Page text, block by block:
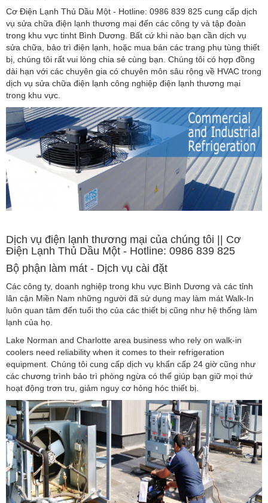
Cơ Điện Lạnh Thủ Dầu Một - Hotline: 0986 839 825 cung cấp dịch
vụ sửa chữa điện lạnh thương mại đến các công ty và tập đoàn
trong khu vực tinht Bình Dương. Bất cứ khi nào bạn cần dịch vụ
sửa chữa, bảo trì điện lạnh, hoặc mua bán các trang phụ tùng thiết
bị, chúng tôi rất vui lòng chia sẻ cùng bạn. Chúng tôi có hợp đồng
dài hạn với các chuyên gia có chuyên môn sâu rộng về HVAC trong
dịch vụ sửa chữa điện lạnh công nghiệp điện lạnh thương mại
trong khu vực.
Dịch vụ điện lạnh thương mại của chúng tôi || Cơ
Điện Lạnh Thủ Dầu Một - Hotline: 0986 839 825
Bộ phận làm mát - Dịch vụ cài đặt
Các công ty, doanh nghiệp trong khu vực Bình Dương và các tỉnh
lân cận Miền Nam những người đã sử dụng may làm mát Walk-In
luôn quan tâm đến tuổi thọ của các thiết bị cũng như hệ thống làm
lạnh của họ.
Lake Norman and Charlotte area business who rely on walk-in
coolers need reliability when it comes to their refrigeration
equipment. Chúng tôi cung cấp dịch vụ khẩn cấp 24 giờ cũng như
các chương trình bảo trì phòng ngừa có thể giúp bạn giữ mọi thứ
hoạt động trơn tru, giảm nguy cơ hỏng hóc thiết bị.